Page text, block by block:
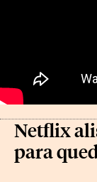
Netflix
para